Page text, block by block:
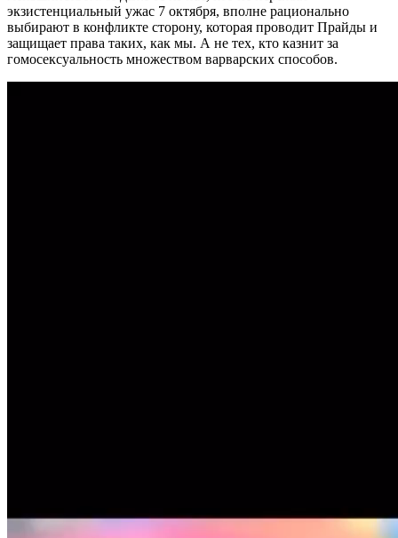
экзистенциальный ужас 7 октября, вполне рационально
выбирают в конфликте сторону, которая проводит Прайды и
защищает права таких, как мы. А не тех, кто казнит за
гомосексуальность множеством варварских способов.